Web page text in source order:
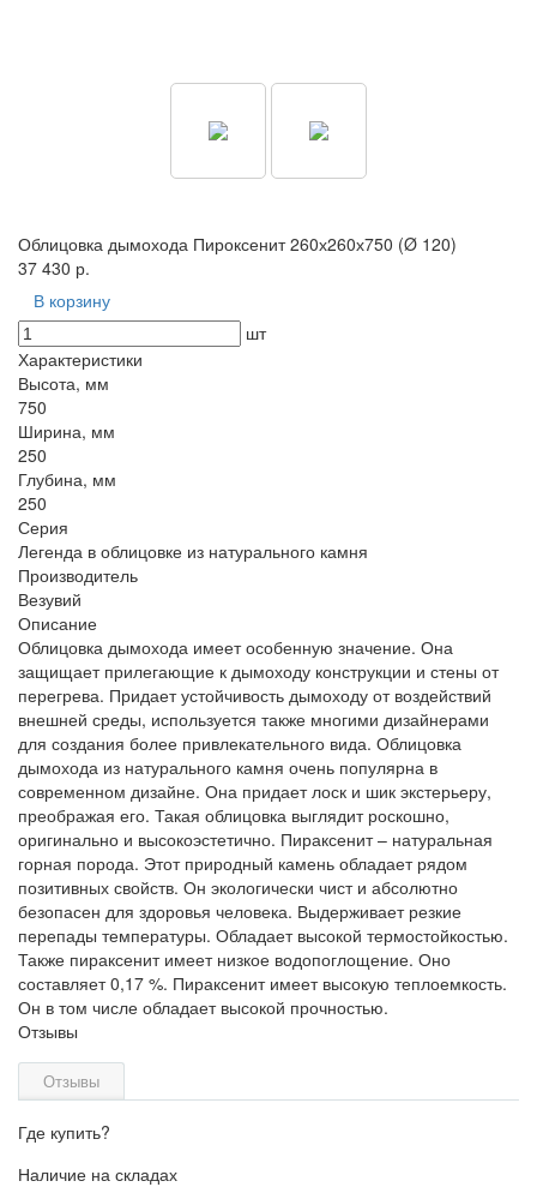
Облицовка дымохода Пироксенит 260х260х750 (Ø 120)
37 430 р.
В корзину
шт
Характеристики
Высота, мм
750
Ширина, мм
250
Глубина, мм
250
Серия
Легенда в облицовке из натурального камня
Производитель
Везувий
Описание
Облицовка дымохода имеет особенную значение. Она
защищает прилегающие к дымоходу конструкции и стены от
перегрева. Придает устойчивость дымоходу от воздействий
внешней среды, используется также многими дизайнерами
для создания более привлекательного вида. Облицовка
дымохода из натурального камня очень популярна в
современном дизайне. Она придает лоск и шик экстерьеру,
преображая его. Такая облицовка выглядит роскошно,
оригинально и высокоэстетично. Пираксенит – натуральная
горная порода. Этот природный камень обладает рядом
позитивных свойств. Он экологически чист и абсолютно
безопасен для здоровья человека. Выдерживает резкие
перепады температуры. Обладает высокой термостойкостью.
Также пираксенит имеет низкое водопоглощение. Оно
составляет 0,17 %. Пираксенит имеет высокую теплоемкость.
Он в том числе обладает высокой прочностью.
Отзывы
Отзывы
Где купить?
Наличие на складах